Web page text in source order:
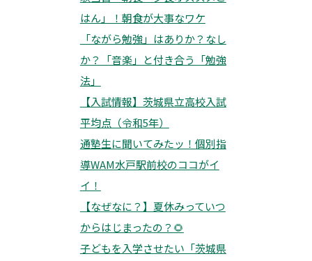
はん」！朝食が大事なワケ
「ながら勉強」はありか？なし
か？「音楽」と付き合う「勉強
法」
【入試情報】茨城県立高校入試
平均点（令和5年）
通塾生に聞いてみたッ！個別指
導WAM水戸駅前校のココがイ
イ！
【なぜなに？】夏休みっていつ
からはじまったの？🌻
子どもを入学させたい「茨城県